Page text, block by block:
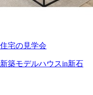
宅の見学会